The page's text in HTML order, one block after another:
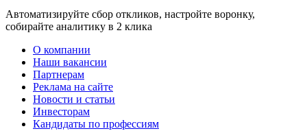
Автоматизируйте сбор откликов, настройте воронку,
собирайте аналитику в 2 клика
О компании
Наши вакансии
Партнерам
Реклама на сайте
Новости и статьи
Инвесторам
Кандидаты по профессиям